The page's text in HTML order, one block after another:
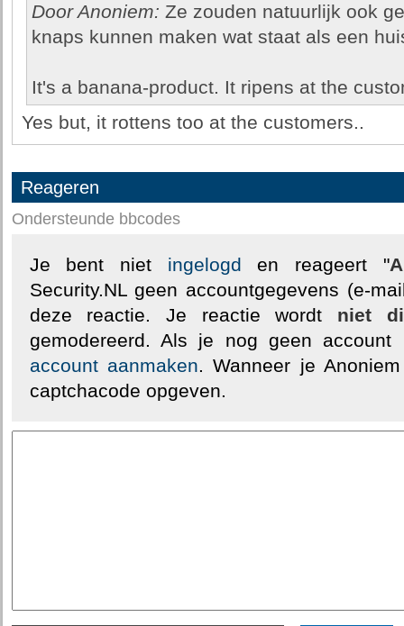
Door Anoniem: Ze zouden natuurlijk ook
knaps kunnen maken wat staat als een
It's a banana-product. It ripens at the
Yes but, it rottens too at the customers..
Reageren
Ondersteunde bbcodes
Je bent niet ingelogd en reageert "
Security.NL geen accountgegevens (e-
deze reactie. Je reactie wordt niet
gemodereerd. Als je nog geen
account aanmaken. Wanneer je
captchacode opgeven.